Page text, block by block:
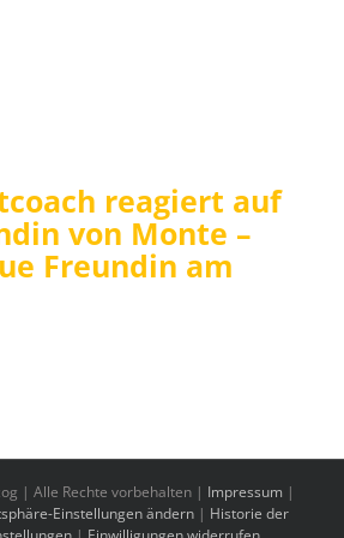
reagiert auf
von Monte –
Freundin am
| Alle Rechte vorbehalten | Impressum |
Einstellungen ändern| Historie der